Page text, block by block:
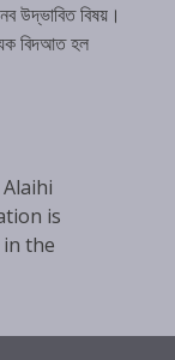
উদ্ভাবিত বিষয়।
বিদআত হল
is
in the